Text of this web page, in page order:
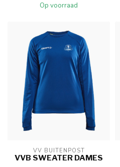
Op voorraad
VV BUITENPOST
VVB SWEATER DAMES